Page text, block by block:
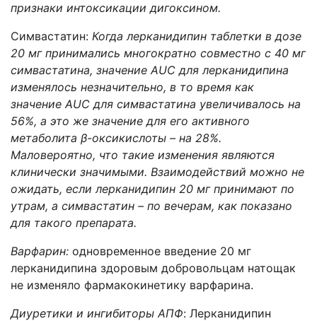
признаки интоксикации дигоксином.
Симвастатин: Когда лерканидипин таблетки в дозе
20 мг принимались многократно совместно с 40 мг
симвастатина, значение AUC для лерканидипина
изменялось незначительно, в то время как
значение AUC для симвастатина увеличивалось на
56%, а это же значение для его активного
метаболита β-оксикислоты – на 28%.
Маловероятно, что такие изменения являются
клинически значимыми. Взаимодействий можно не
ожидать, если лерканидипин 20 мг принимают по
утрам, а симвастатин – по вечерам, как показано
для такого препарата.
Варфарин: одновременное введение 20 мг
лерканидипина здоровым добровольцам натощак
не изменяло фармакокинетику варфарина.
Диуретики и ингибиторы АПФ: Лерканидипин